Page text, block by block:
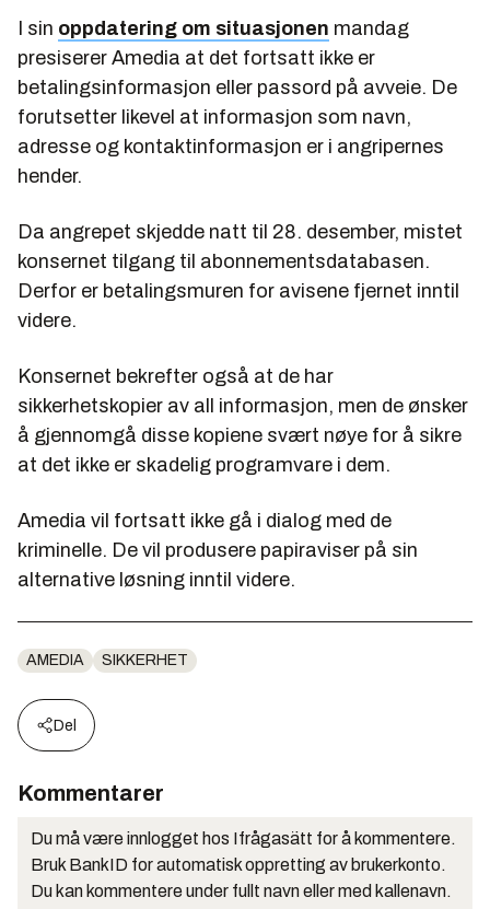
I sin oppdatering om situasjonen mandag
presiserer Amedia at det fortsatt ikke er
betalingsinformasjon eller passord på avveie. De
forutsetter likevel at informasjon som navn,
adresse og kontaktinformasjon er i angripernes
hender.
Da angrepet skjedde natt til 28. desember, mistet
konsernet tilgang til abonnementsdatabasen.
Derfor er betalingsmuren for avisene fjernet inntil
videre.
Konsernet bekrefter også at de har
sikkerhetskopier av all informasjon, men de ønsker
å gjennomgå disse kopiene svært nøye for å sikre
at det ikke er skadelig programvare i dem.
Amedia vil fortsatt ikke gå i dialog med de
kriminelle. De vil produsere papiraviser på sin
alternative løsning inntil videre.
AMEDIA SIKKERHET
Del
Kommentarer
Du må være innlogget hos Ifrågasätt for å kommentere.
Bruk BankID for automatisk oppretting av brukerkonto.
Du kan kommentere under fullt navn eller med kallenavn.